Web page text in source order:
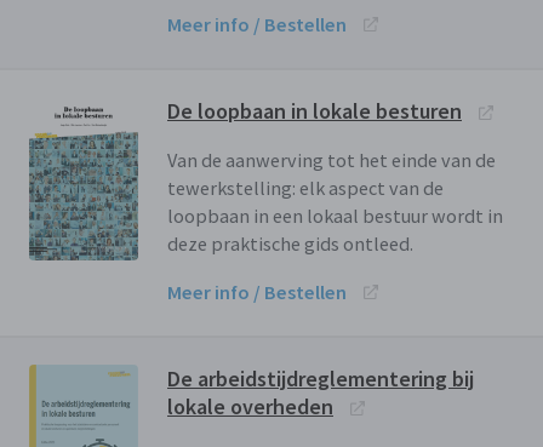
Meer info / Bestellen
De loopbaan in lokale besturen
Van de aanwerving tot het einde van de
tewerkstelling: elk aspect van de
loopbaan in een lokaal bestuur wordt in
deze praktische gids ontleed.
Meer info / Bestellen
De arbeidstijdreglementering bij
lokale overheden